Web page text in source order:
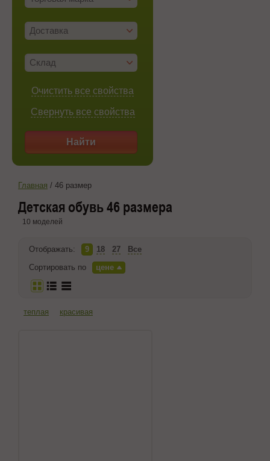
Доставка
Склад
Очистить все свойства
Свернуть все свойства
Найти
Главная / 46 размер
Детская обувь 46 размера
10 моделей
Отображать: 9 18 27
Все
Сортировать по
цене
теплая красивая